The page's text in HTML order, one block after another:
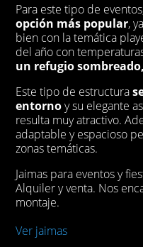
Para este tipo de
opción más popular,
bien con la temática
del año con
un refugio
Este tipo de estructura
entornoy su elegante
resulta muy atractivo.
adaptable y espacioso
zonas temáticas.
Jaimas para eventos y
Alquiler y venta. Nos
montaje.
Ver jaimas